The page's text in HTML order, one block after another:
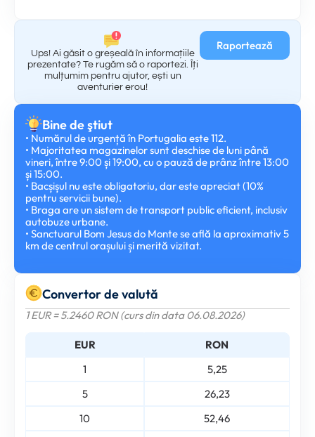
Ups! Ai găsit o greșeală în informațiile
prezentate? Te rugăm să o raportezi. Îți
mulțumim pentru ajutor, ești un
aventurier erou!
Raportează
Bine de ştiut
• Numărul de urgență în Portugalia este 112.
• Majoritatea magazinelor sunt deschise de luni până
vineri, între 9:00 și 19:00, cu o pauză de prânz între 13:00
și 15:00.
• Bacșișul nu este obligatoriu, dar este apreciat (10%
pentru servicii bune).
• Braga are un sistem de transport public eficient, inclusiv
autobuze urbane.
• Sanctuarul Bom Jesus do Monte se află la aproximativ 5
km de centrul orașului și merită vizitat.
Convertor de valută
1 EUR = 5.2460 RON (curs din data 06.08.2026)
EUR
RON
1
5,25
5
26,23
10
52,46